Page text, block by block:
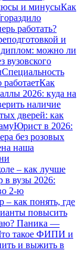
и минусыКак
работать?
и
можно ли
вузовского
Специальность
Как
2026: куда на
наличие
дверей: как
Юрист в 2026:
без розовых
наша
– как лучше
в вузы 2026:
2‑ю
– как понять, где
повысить
Паника —
такое ФИПИ и
и выжить в